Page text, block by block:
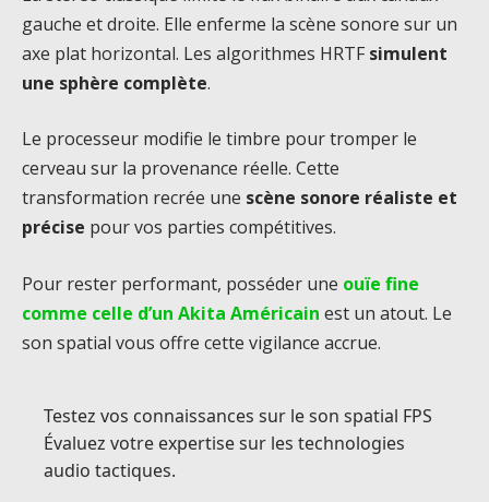
gauche et droite. Elle enferme la scène sonore sur un
axe plat horizontal. Les algorithmes HRTF simulent
une sphère complète.
Le processeur modifie le timbre pour tromper le
cerveau sur la provenance réelle. Cette
transformation recrée une scène sonore réaliste et
précise pour vos parties compétitives.
Pour rester performant, posséder une ouïe fine
comme celle d’un Akita Américain est un atout. Le
son spatial vous offre cette vigilance accrue.
Testez vos connaissances sur le son spatial FPS
Évaluez votre expertise sur les technologies
audio tactiques.